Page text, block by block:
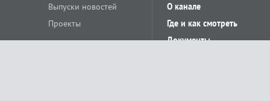
Выпуски новостей
Проекты
О канале
Где и как смотреть
Документы